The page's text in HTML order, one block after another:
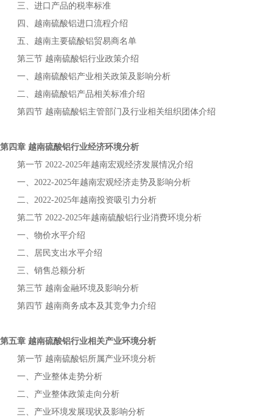
三、进口产品的税率标准
四、 越南硫酸铝进口流程介绍
五、 越南主要硫酸铝贸易商名单
第三节 越南硫酸铝行业政策介绍
一、 越南硫酸铝产业相关政策及影响分析
二、 越南硫酸铝产品相关标准介绍
第四节 越南硫酸铝主管部门及行业相关组织团体介绍
第四章 越南硫酸铝行业经济环境分析
第一节 2022-2025年越南宏观经济发展情况介绍
一、 2022-2025年越南宏观经济走势及影响分析
二、 2022-2025年越南投资吸引力分析
第二节 2022-2025年越南硫酸铝行业消费环境分析
一、物价水平介绍
二、居民支出水平介绍
三、销售总额分析
第三节 越南金融环境及影响分析
第四节 越南商务成本及其竞争力介绍
第五章 越南硫酸铝行业相关产业环境分析
第一节 越南硫酸铝所属产业环境分析
一、产业整体走势分析
二、产业整体政策走向分析
三、产业环境发展现状及影响分析